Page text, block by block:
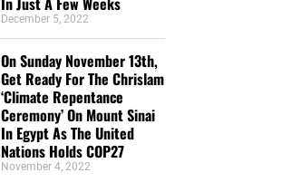
December 5, 2022
On Sunday November 13th,
Get Ready For The Chrislam
‘Climate Repentance
Ceremony’ On Mount Sinai
In Egypt As The United
Nations Holds COP27
November 4, 2022